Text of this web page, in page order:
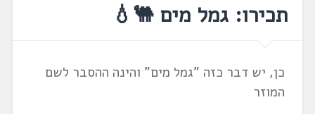
תכירו: גמל מים 🐫💧
כן, יש דבר כזה "גמל מים" והינה ההסבר לשם
המוזר